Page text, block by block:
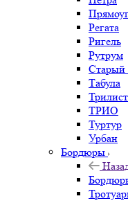
Регата
Ригель
Рутрум
Старый
Табула
ТРИО
Туртур
Урбан
Бордюры